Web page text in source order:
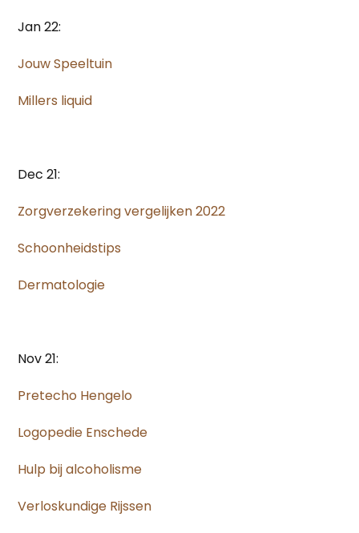
Jan 22:
Jouw Speeltuin
Millers liquid
Dec 21:
Zorgverzekering vergelijken 2022
Schoonheidstips
Dermatologie
Nov 21:
Pretecho Hengelo
Logopedie Enschede
Hulp bij alcoholisme
Verloskundige Rijssen